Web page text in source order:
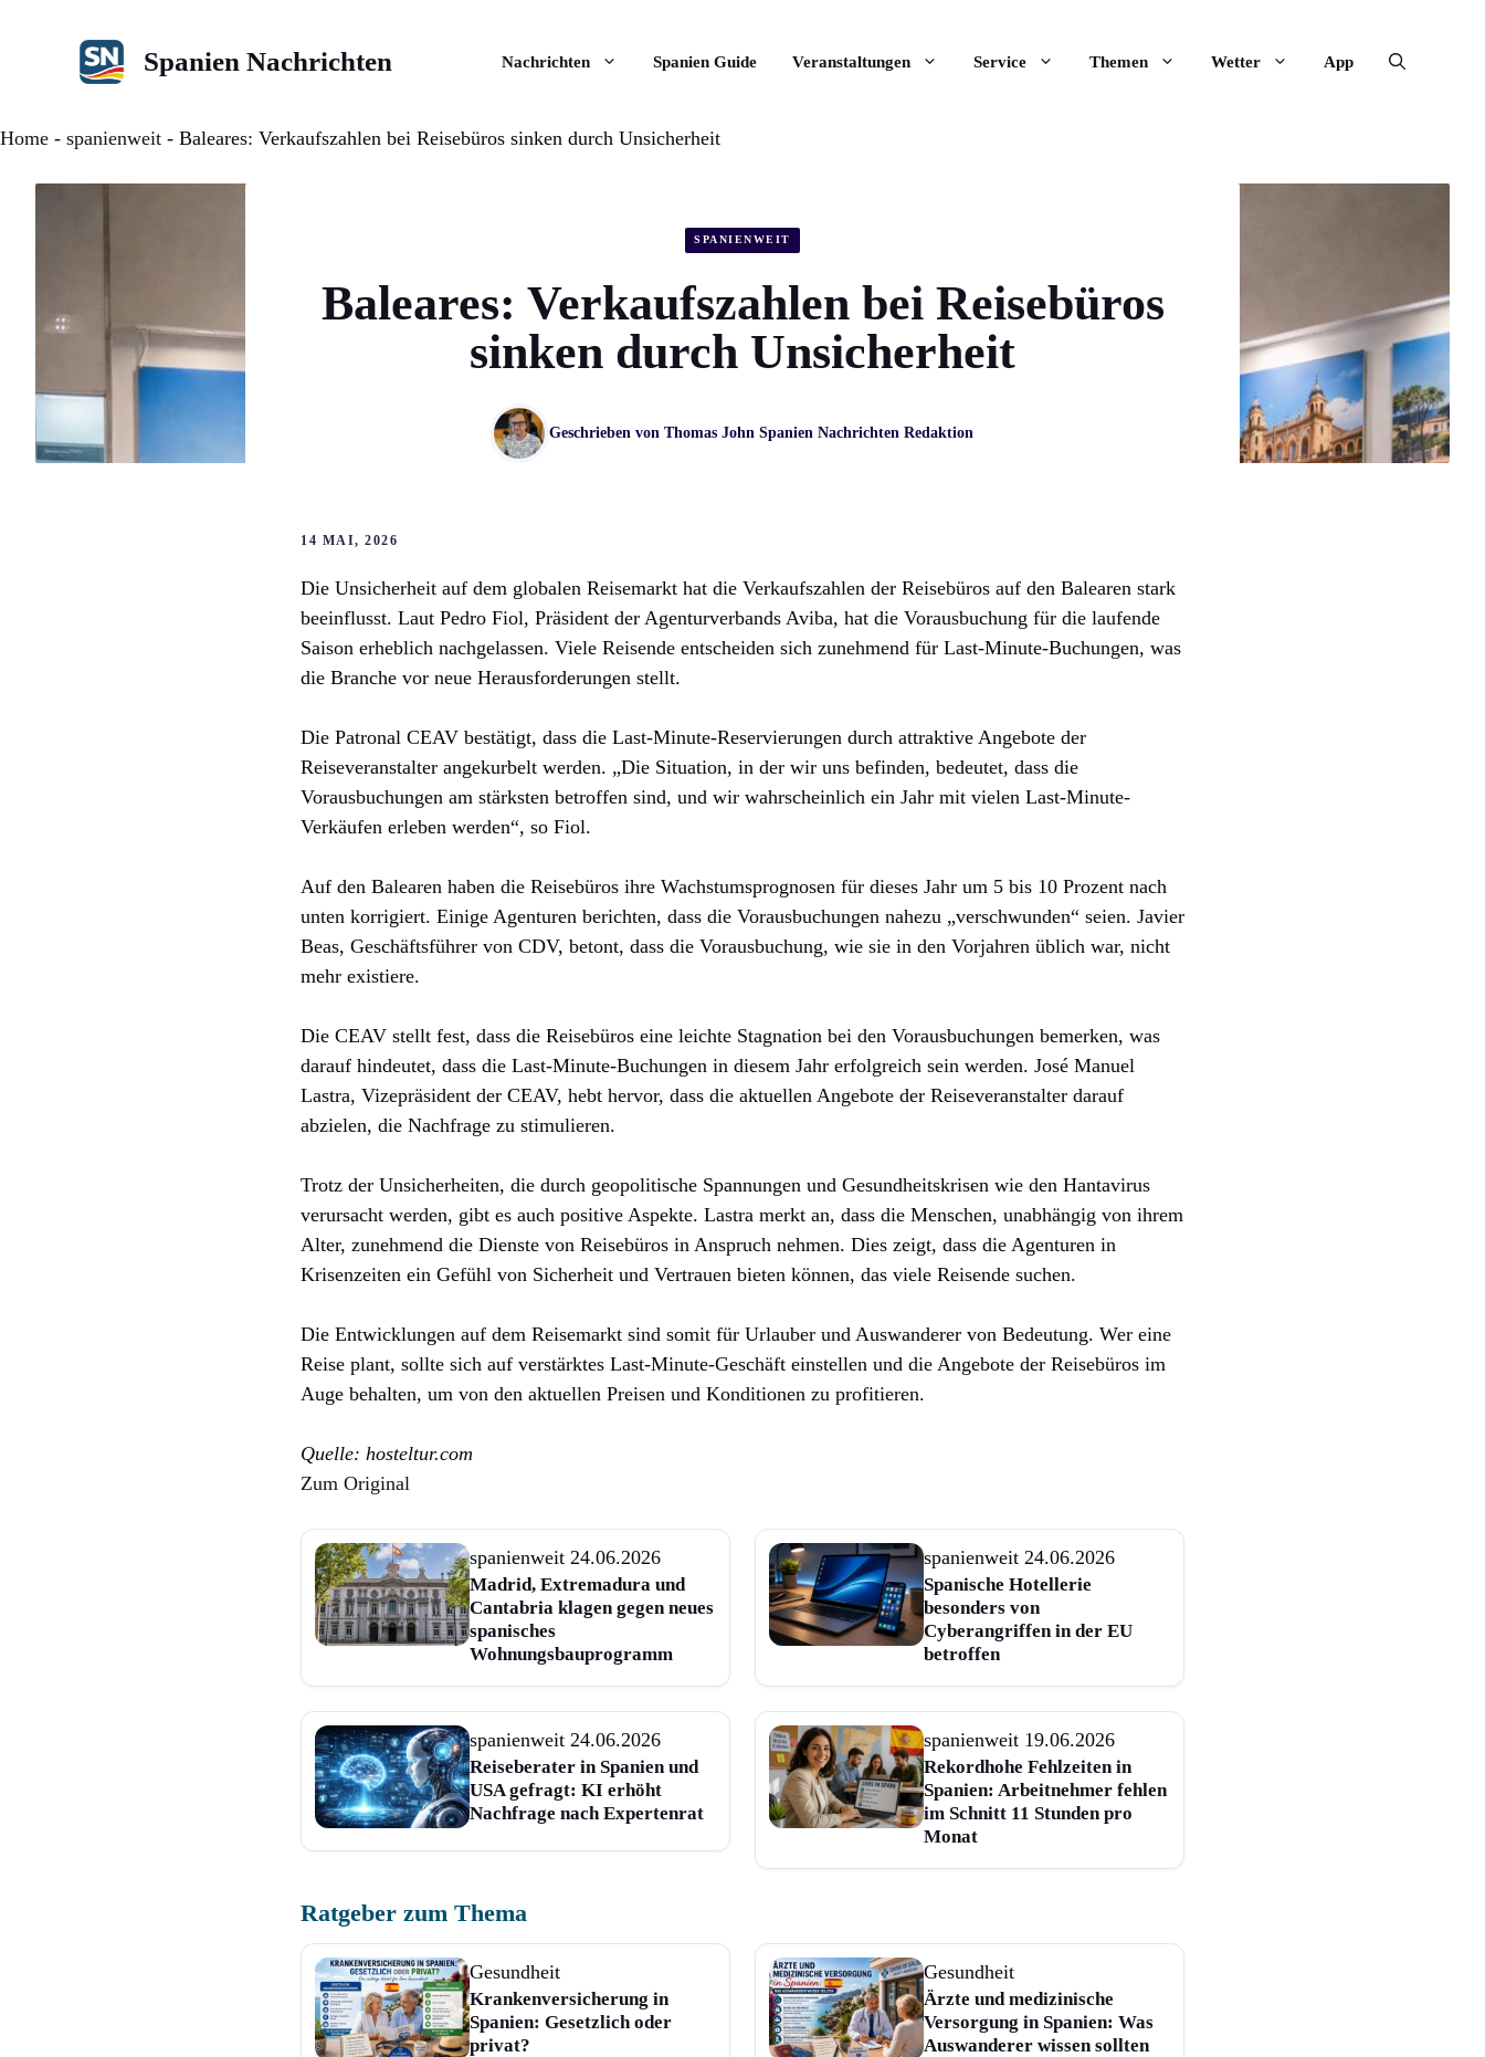
Spanien Nachrichten Nachrichten Spanien Guide Veranstaltungen Service Themen Wetter App
Home - spanienweit - Baleares: Verkaufszahlen bei Reisebüros sinken durch Unsicherheit
SPANIENWEIT
Baleares: Verkaufszahlen bei Reisebüros
sinken durch Unsicherheit
Geschrieben von Thomas John Spanien Nachrichten Redaktion
14 MAI, 2026
Die Unsicherheit auf dem globalen Reisemarkt hat die Verkaufszahlen der Reisebüros auf den Balearen stark
beeinflusst. Laut Pedro Fiol, Präsident der Agenturverbands Aviba, hat die Vorausbuchung für die laufende
Saison erheblich nachgelassen. Viele Reisende entscheiden sich zunehmend für Last-Minute-Buchungen, was
die Branche vor neue Herausforderungen stellt.
Die Patronal CEAV bestätigt, dass die Last-Minute-Reservierungen durch attraktive Angebote der
Reiseveranstalter angekurbelt werden. „Die Situation, in der wir uns befinden, bedeutet, dass die
Vorausbuchungen am stärksten betroffen sind, und wir wahrscheinlich ein Jahr mit vielen Last-Minute-
Verkäufen erleben werden“, so Fiol.
Auf den Balearen haben die Reisebüros ihre Wachstumsprognosen für dieses Jahr um 5 bis 10 Prozent nach
unten korrigiert. Einige Agenturen berichten, dass die Vorausbuchungen nahezu „verschwunden“ seien. Javier
Beas, Geschäftsführer von CDV, betont, dass die Vorausbuchung, wie sie in den Vorjahren üblich war, nicht
mehr existiere.
Die CEAV stellt fest, dass die Reisebüros eine leichte Stagnation bei den Vorausbuchungen bemerken, was
darauf hindeutet, dass die Last-Minute-Buchungen in diesem Jahr erfolgreich sein werden. José Manuel
Lastra, Vizepräsident der CEAV, hebt hervor, dass die aktuellen Angebote der Reiseveranstalter darauf
abzielen, die Nachfrage zu stimulieren.
Trotz der Unsicherheiten, die durch geopolitische Spannungen und Gesundheitskrisen wie den Hantavirus
verursacht werden, gibt es auch positive Aspekte. Lastra merkt an, dass die Menschen, unabhängig von ihrem
Alter, zunehmend die Dienste von Reisebüros in Anspruch nehmen. Dies zeigt, dass die Agenturen in
Krisenzeiten ein Gefühl von Sicherheit und Vertrauen bieten können, das viele Reisende suchen.
Die Entwicklungen auf dem Reisemarkt sind somit für Urlauber und Auswanderer von Bedeutung. Wer eine
Reise plant, sollte sich auf verstärktes Last-Minute-Geschäft einstellen und die Angebote der Reisebüros im
Auge behalten, um von den aktuellen Preisen und Konditionen zu profitieren.
Quelle: hosteltur.com
Zum Original
spanienweit 24.06.2026
Madrid, Extremadura und
Cantabria klagen gegen neues
spanisches
Wohnungsbauprogramm
spanienweit 24.06.2026
Spanische Hotellerie
besonders von
Cyberangriffen in der EU
betroffen
spanienweit 24.06.2026
Reiseberater in Spanien und
USA gefragt: KI erhöht
Nachfrage nach Expertenrat
spanienweit 19.06.2026
Rekordhohe Fehlzeiten in
Spanien: Arbeitnehmer fehlen
im Schnitt 11 Stunden pro
Monat
Ratgeber zum Thema
Gesundheit
Krankenversicherung in
Spanien: Gesetzlich oder
privat?
Gesundheit
Ärzte und medizinische
Versorgung in Spanien: Was
Auswanderer wissen sollten